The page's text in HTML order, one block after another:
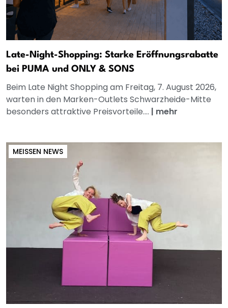
Late-Night-Shopping: Starke Eröffnungsrabatte
bei PUMA und ONLY & SONS
Beim Late Night Shopping am Freitag, 7. August 2026,
warten in den Marken-Outlets Schwarzheide-Mitte
besonders attraktive Preisvorteile.... | mehr
MEISSEN NEWS